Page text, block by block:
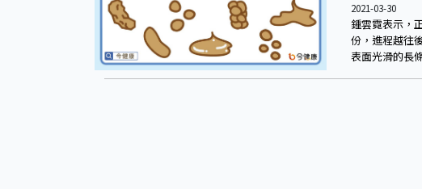
2021-03-30
鍾雲霓表示，
份，進程越往
表面光滑的長